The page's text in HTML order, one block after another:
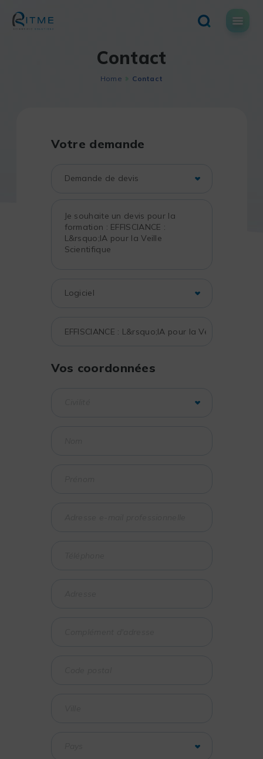
content
Contact
Home Contact
Votre demande
Vos coordonnées